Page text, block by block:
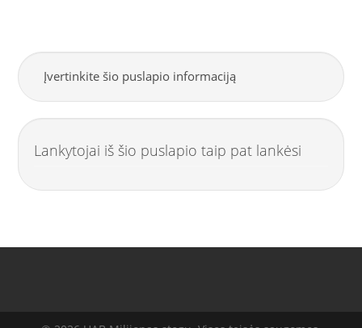
Įvertinkite šio puslapio informaciją
Lankytojai iš šio puslapio taip pat lankėsi